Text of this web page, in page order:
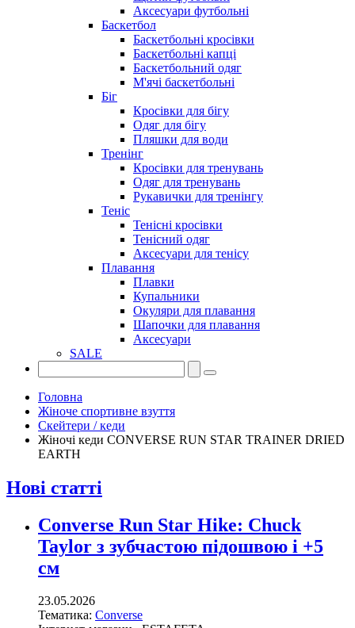
Аксесуари футбольні
Баскетбол
Баскетбольні кросівки
Баскетбольні капці
Баскетбольний одяг
М'ячі баскетбольні
Біг
Кросівки для бігу
Одяг для бігу
Пляшки для води
Тренінг
Кросівки для тренувань
Одяг для тренувань
Рукавички для тренінгу
Теніс
Тенісні кросівки
Тенісний одяг
Аксесуари для тенісу
Плавання
Плавки
Купальники
Окуляри для плавання
Шапочки для плавання
Аксесуари
SALE
Головна
Жіноче спортивне взуття
Скейтери / кеди
Жіночі кеди CONVERSE RUN STAR TRAINER DRIED
EARTH
Нові статті
Converse Run Star Hike: Chuck
Taylor з зубчастою підошвою і +5
см
23.05.2026
Тематика: Converse